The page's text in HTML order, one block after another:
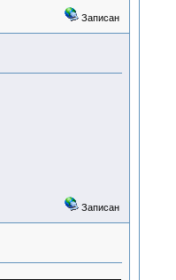
Записан
Записан